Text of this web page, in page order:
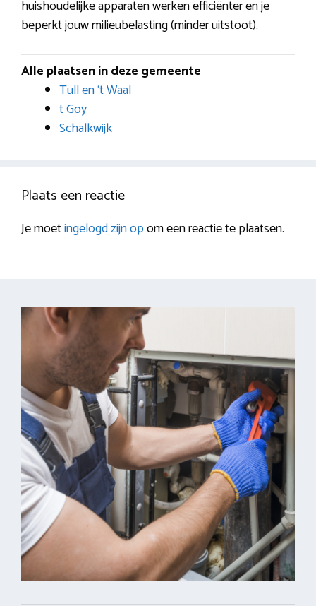
huishoudelijke apparaten werken efficiënter en je
beperkt jouw milieubelasting (minder uitstoot).
Alle plaatsen in deze gemeente
Tull en ‘t Waal
t Goy
Schalkwijk
Plaats een reactie
Je moetingelogd zijn opom een reactie te plaatsen.